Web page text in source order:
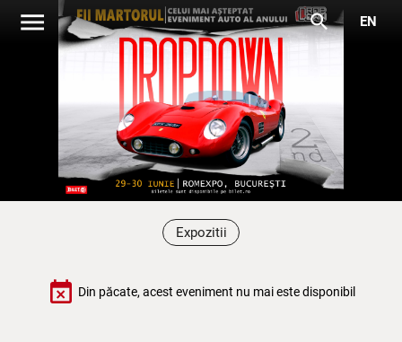
menu search EN
Expozitii
event_busy Din păcate, acest eveniment nu mai este disponibil